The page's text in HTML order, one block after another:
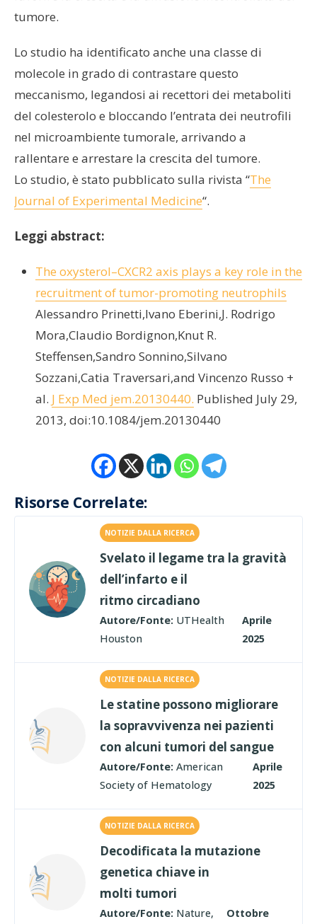
tumore.
Lo studio ha identificato anche una classe di
molecole in grado di contrastare questo
meccanismo, legandosi ai recettori dei metaboliti
del colesterolo e bloccando l’entrata dei neutrofili
nel microambiente tumorale, arrivando a
rallentare e arrestare la crescita del tumore.
Lo studio, è stato pubblicato sulla rivista “The
Journal of Experimental Medicine“.
Leggi abstract:
The oxysterol–CXCR2 axis plays a key role in the
recruitment of tumor-promoting neutrophils
Alessandro Prinetti,Ivano Eberini,J. Rodrigo
Mora,Claudio Bordignon,Knut R.
Steffensen,Sandro Sonnino,Silvano
Sozzani,Catia Traversari,and Vincenzo Russo +
al. J Exp Med jem.20130440. Published July 29,
2013, doi:10.1084/jem.20130440
Risorse Correlate:
NOTIZIE DALLA RICERCA
Svelato il legame tra la gravità
dell’infarto e il
ritmo circadiano
Autore/Fonte: UTHealth
Houston
Aprile
2025
NOTIZIE DALLA RICERCA
Le statine possono migliorare
la sopravvivenza nei pazienti
con alcuni tumori del sangue
Autore/Fonte: American
Society of Hematology
Aprile
2025
NOTIZIE DALLA RICERCA
Decodificata la mutazione
genetica chiave in
molti tumori
Autore/Fonte: Nature, Ottobre